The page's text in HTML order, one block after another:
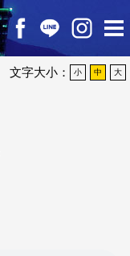
文字大小： 小 中 大